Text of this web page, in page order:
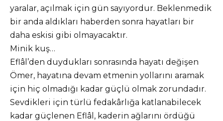
yaralar, açılmak için gün sayıyordur. Beklenmedik
bir anda aldıkları haberden sonra hayatları bir
daha eskisi gibi olmayacaktır.
Minik kuş…
Eflâl’den duydukları sonrasında hayatı değişen
Ömer, hayatına devam etmenin yollarını aramak
için hiç olmadığı kadar güçlü olmak zorundadır.
Sevdikleri için türlü fedakârlığa katlanabilecek
kadar güçlenen Eflâl, kaderin ağlarını ördüğü